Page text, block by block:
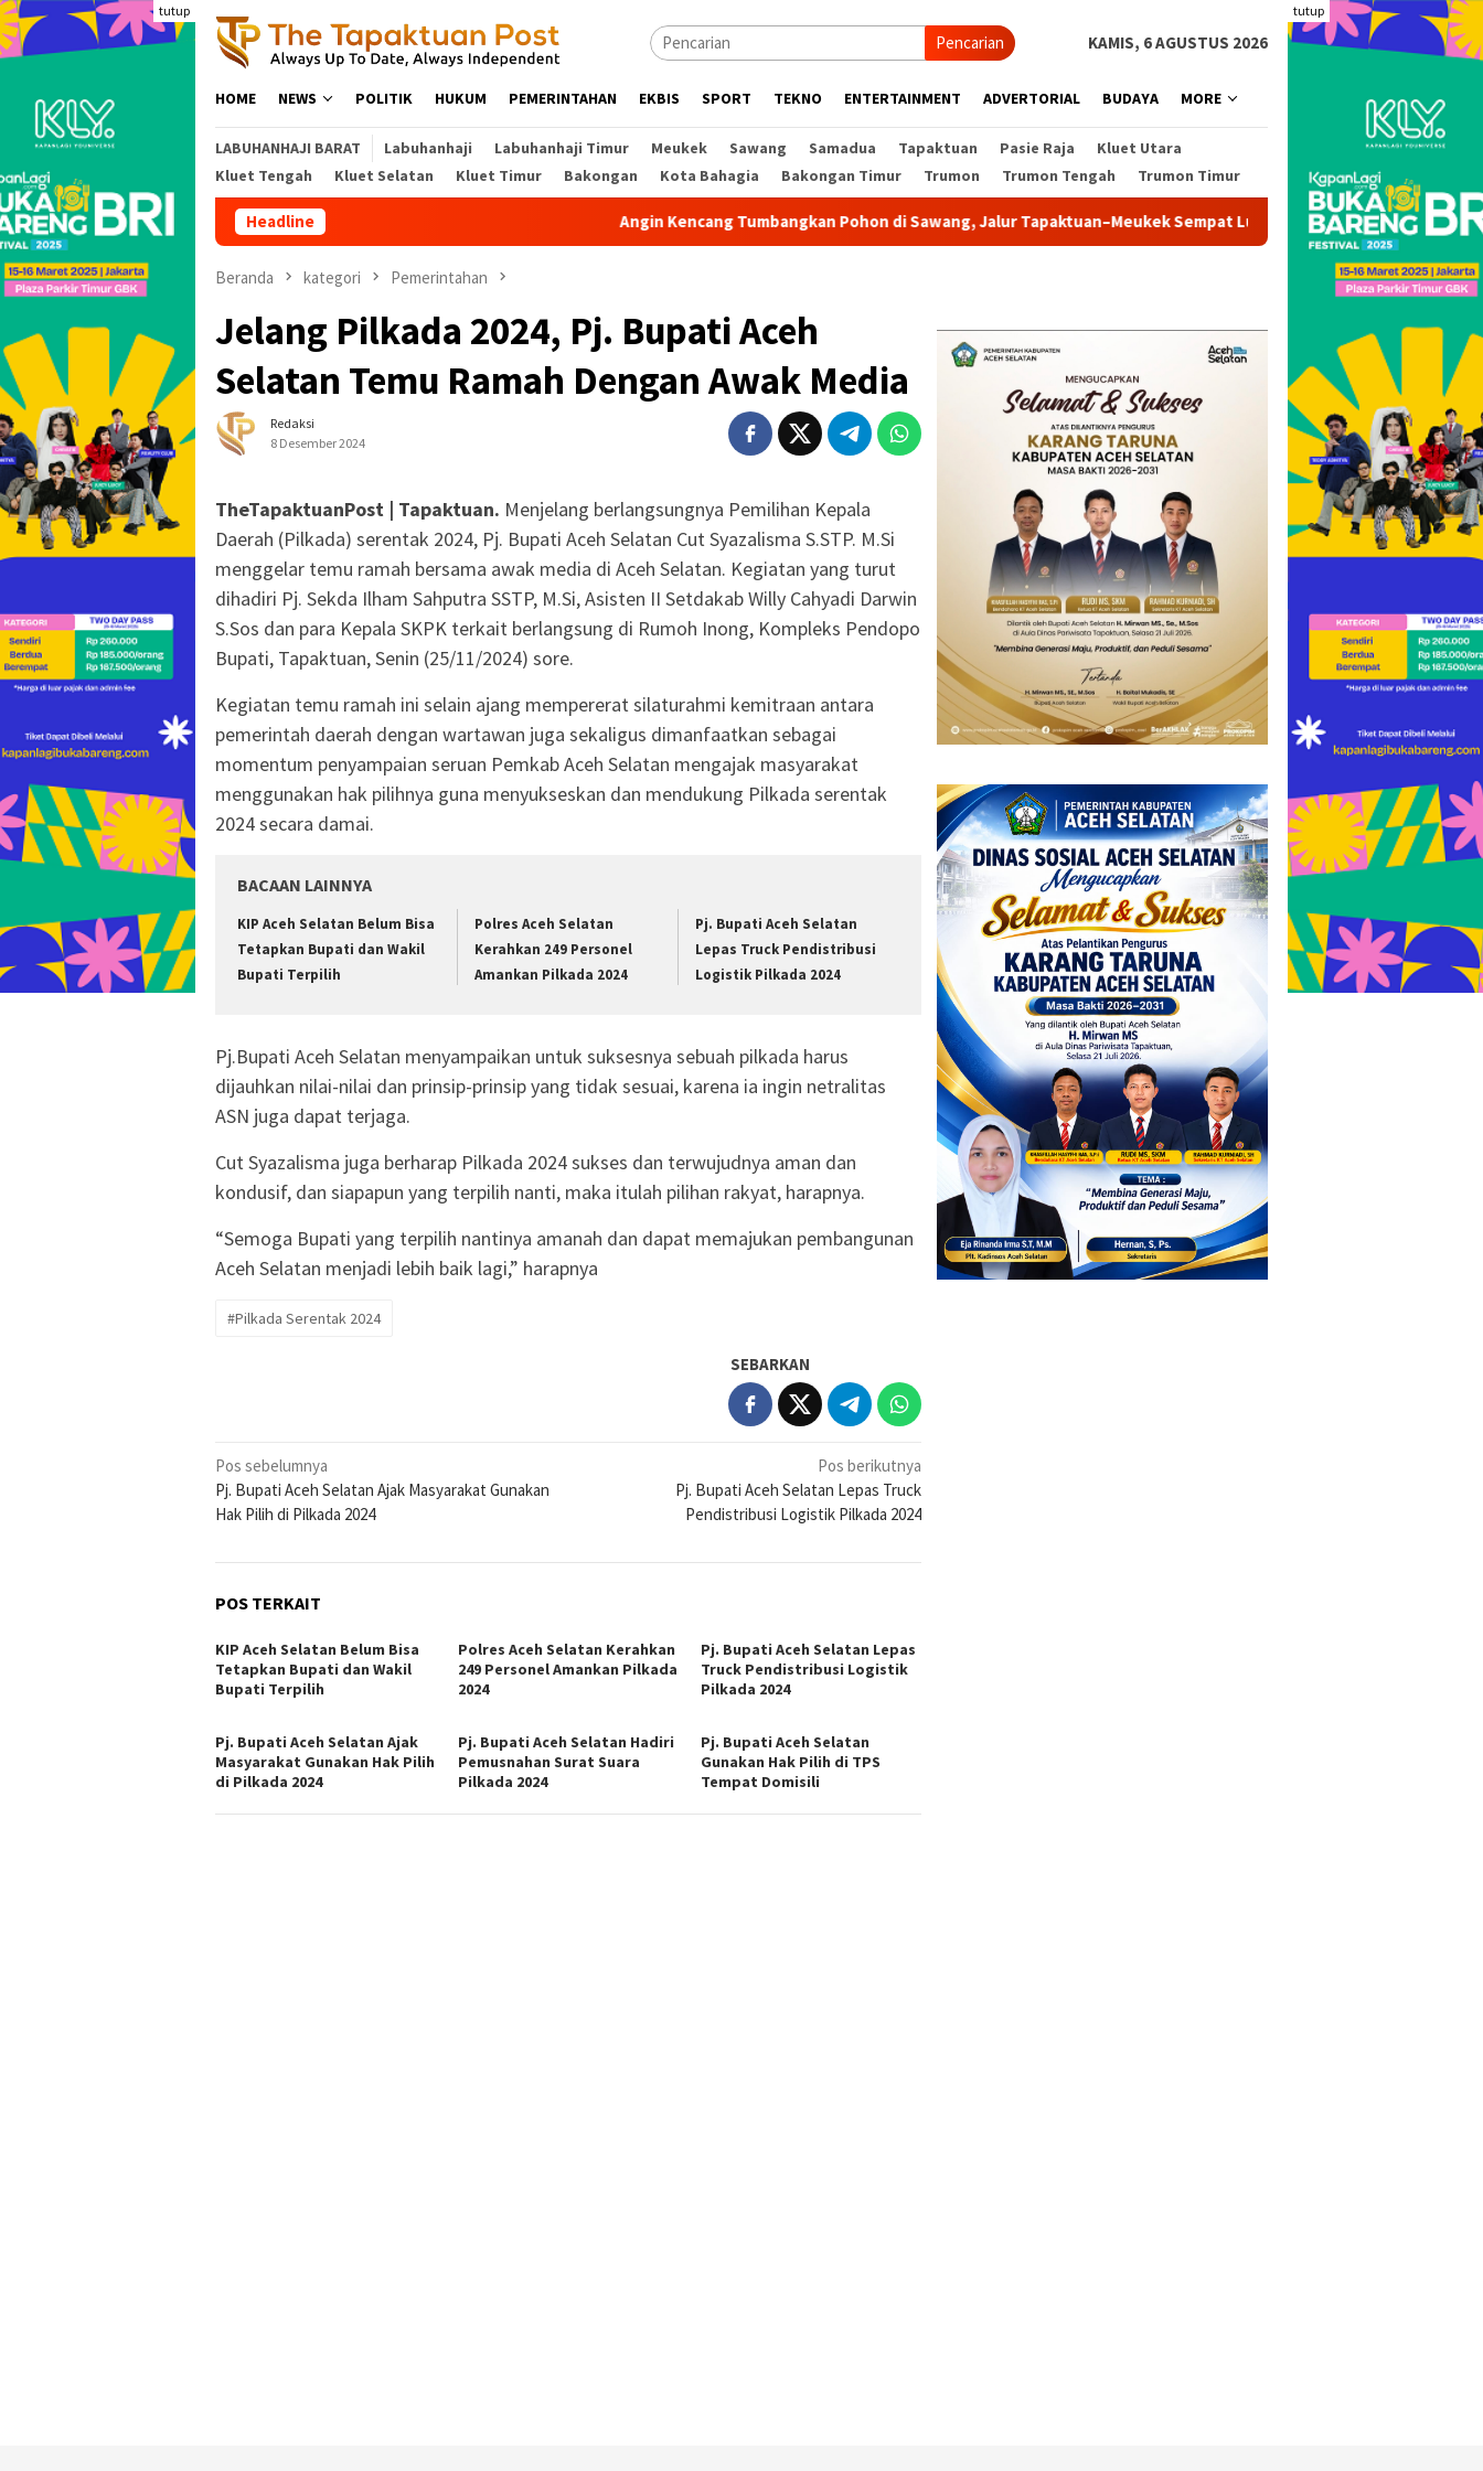
Loncat
ke
konten
tutup tutup
Pencarian KAMIS, 6 AGUSTUS 2026
HOME NEWS POLITIK HUKUM PEMERINTAHAN EKBIS SPORT TEKNO ENTERTAINMENT ADVERTORIAL BUDAYA MORE
LABUHANHAJI BARAT Labuhanhaji Labuhanhaji Timur Meukek Sawang Samadua Tapaktuan Pasie Raja
Kluet Utara
Kluet Tengah
Kluet Selatan Kluet Timur Bakongan Kota Bahagia Bakongan Timur Trumon Trumon Tengah Trumon Timur
Headline Angin Kencang Tumbangkan Pohon di Sawang, Jalur Tapaktuan–Meukek Sempat Lumpuh Pemkab Aceh Selatan
Beranda kategori Pemerintahan
Jelang Pilkada 2024, Pj. Bupati Aceh
Selatan Temu Ramah Dengan Awak Media
Redaksi
8 Desember 2024
TheTapaktuanPost | Tapaktuan. Menjelang berlangsungnya Pemilihan Kepala
Daerah (Pilkada) serentak 2024, Pj. Bupati Aceh Selatan Cut Syazalisma S.STP. M.Si
menggelar temu ramah bersama awak media di Aceh Selatan. Kegiatan yang turut
dihadiri Pj. Sekda Ilham Sahputra SSTP, M.Si, Asisten II Setdakab Willy Cahyadi Darwin
S.Sos dan para Kepala SKPK terkait berlangsung di Rumoh Inong, Kompleks Pendopo
Bupati, Tapaktuan, Senin (25/11/2024) sore.
Kegiatan temu ramah ini selain ajang mempererat silaturahmi kemitraan antara
pemerintah daerah dengan wartawan juga sekaligus dimanfaatkan sebagai
momentum penyampaian seruan Pemkab Aceh Selatan mengajak masyarakat
menggunakan hak pilihnya guna menyukseskan dan mendukung Pilkada serentak
2024 secara damai.
BACAAN LAINNYA
KIP Aceh Selatan Belum Bisa
Tetapkan Bupati dan Wakil
Bupati Terpilih
Polres Aceh Selatan
Kerahkan 249 Personel
Amankan Pilkada 2024
Pj. Bupati Aceh Selatan
Lepas Truck Pendistribusi
Logistik Pilkada 2024
Pj.Bupati Aceh Selatan menyampaikan untuk suksesnya sebuah pilkada harus
dijauhkan nilai-nilai dan prinsip-prinsip yang tidak sesuai, karena ia ingin netralitas
ASN juga dapat terjaga.
Cut Syazalisma juga berharap Pilkada 2024 sukses dan terwujudnya aman dan
kondusif, dan siapapun yang terpilih nanti, maka itulah pilihan rakyat, harapnya.
“Semoga Bupati yang terpilih nantinya amanah dan dapat memajukan pembangunan
Aceh Selatan menjadi lebih baik lagi,” harapnya
#Pilkada Serentak 2024
SEBARKAN
Navigasi
pos
Pos sebelumnya
Pj. Bupati Aceh Selatan Ajak Masyarakat Gunakan
Hak Pilih di Pilkada 2024
Pos berikutnya
Pj. Bupati Aceh Selatan Lepas Truck
Pendistribusi Logistik Pilkada 2024
POS TERKAIT
KIP Aceh Selatan Belum Bisa
Tetapkan Bupati dan Wakil
Bupati Terpilih
Polres Aceh Selatan Kerahkan
249 Personel Amankan Pilkada
2024
Pj. Bupati Aceh Selatan Lepas
Truck Pendistribusi Logistik
Pilkada 2024
Pj. Bupati Aceh Selatan Ajak
Masyarakat Gunakan Hak Pilih
di Pilkada 2024
Pj. Bupati Aceh Selatan Hadiri
Pemusnahan Surat Suara
Pilkada 2024
Pj. Bupati Aceh Selatan
Gunakan Hak Pilih di TPS
Tempat Domisili